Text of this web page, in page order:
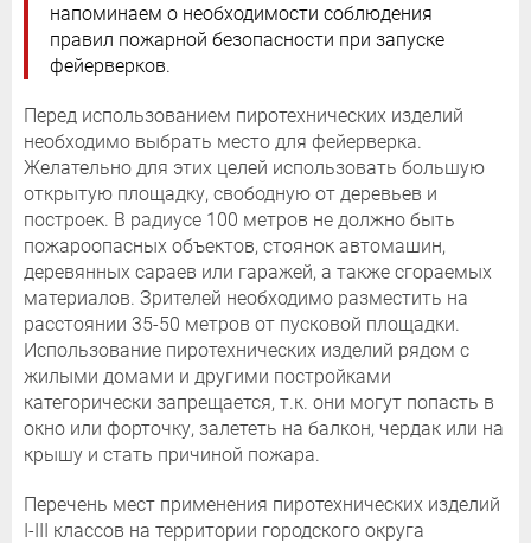
напоминаем о необходимости соблюдения
правил пожарной безопасности при запуске
фейерверков.
Перед использованием пиротехнических изделий
необходимо выбрать место для фейерверка.
Желательно для этих целей использовать большую
открытую площадку, свободную от деревьев и
построек. В радиусе 100 метров не должно быть
пожароопасных объектов, стоянок автомашин,
деревянных сараев или гаражей, а также сгораемых
материалов. Зрителей необходимо разместить на
расстоянии 35-50 метров от пусковой площадки.
Использование пиротехнических изделий рядом с
жилыми домами и другими постройками
категорически запрещается, т.к. они могут попасть в
окно или форточку, залететь на балкон, чердак или на
крышу и стать причиной пожара.
Перечень мест применения пиротехнических изделий
I-III классов на территории городского округа